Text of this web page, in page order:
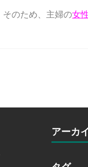
のため、主婦の女
アーカ